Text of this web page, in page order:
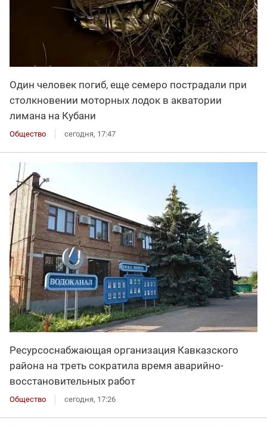
Один человек погиб, еще семеро пострадали при
столкновении моторных лодок в акватории
лимана на Кубани
Общество сегодня, 17:47
Ресурсоснабжающая организация Кавказского
района на треть сократила время аварийно-
восстановительных работ
Общество сегодня, 17:26